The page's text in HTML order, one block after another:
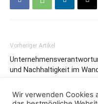
Vorheriger Artikel
und Nachhaltigkeit im
Wir verwenden Cookies